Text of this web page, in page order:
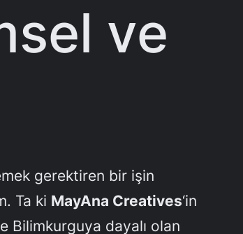
ve
gerektiren bir işin
Ta ki MayAna Creatives‘in
Bilimkurguya dayalı olan